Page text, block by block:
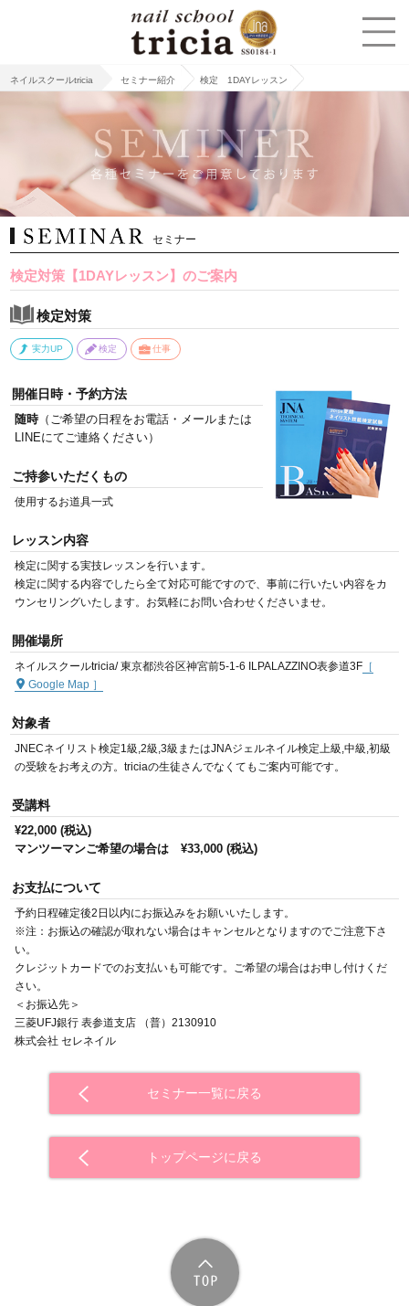
ネイルスクールtricia セミナー紹介 検定 1DAYレッスン
セミナー
検定対策【1DAYレッスン】のご案内
検定対策
実力UP 検定 仕事
開催日時・予約方法
随時（ご希望の日程をお電話・メールまたは
LINEにてご連絡ください）
ご持参いただくもの
使用するお道具一式
レッスン内容
検定に関する実技レッスンを行います。
検定に関する内容でしたら全て対応可能ですので、事前に行いたい内容をカ
ウンセリングいたします。お気軽にお問い合わせくださいませ。
開催場所
ネイルスクールtricia/ 東京都渋谷区神宮前5-1-6 ILPALAZZINO表参道3F ［
Google Map ］
対象者
JNECネイリスト検定1級,2級,3級またはJNAジェルネイル検定上級,中級,初級
の受験をお考えの方。triciaの生徒さんでなくてもご案内可能です。
受講料
¥22,000 (税込)
マンツーマンご希望の場合は ¥33,000 (税込)
お支払について
予約日程確定後2日以内にお振込みをお願いいたします。
※注：お振込の確認が取れない場合はキャンセルとなりますのでご注意下さ
い。
クレジットカードでのお支払いも可能です。ご希望の場合はお申し付けくだ
さい。
＜お振込先＞
三菱UFJ銀行 表参道支店 （普）2130910
株式会社 セレネイル
セミナー一覧に戻る
トップページに戻る